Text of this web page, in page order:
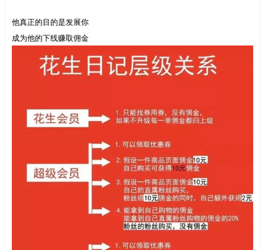
他真正的目的是发展你
成为他的下线赚取佣金